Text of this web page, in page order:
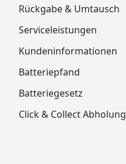
Rückgabe & Umtausch
Serviceleistungen
Kundeninformationen
Batteriepfand
Batteriegesetz
Click & Collect Abholung